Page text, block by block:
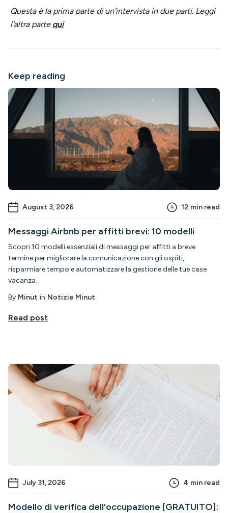
Questa è la prima parte di un'intervista in due parti. Leggi
l'altra parte qui
Keep reading
August 3, 2026 12 min read
Messaggi Airbnb per affitti brevi: 10 modelli
Scopri 10 modelli essenziali di messaggi per affitti a breve
termine per migliorare la comunicazione con gli ospiti,
risparmiare tempo e automatizzare la gestione delle tue case
vacanza.
By Minut in Notizie Minut
Read post
July 31, 2026 4 min read
Modello di verifica dell'occupazione [GRATUITO]: